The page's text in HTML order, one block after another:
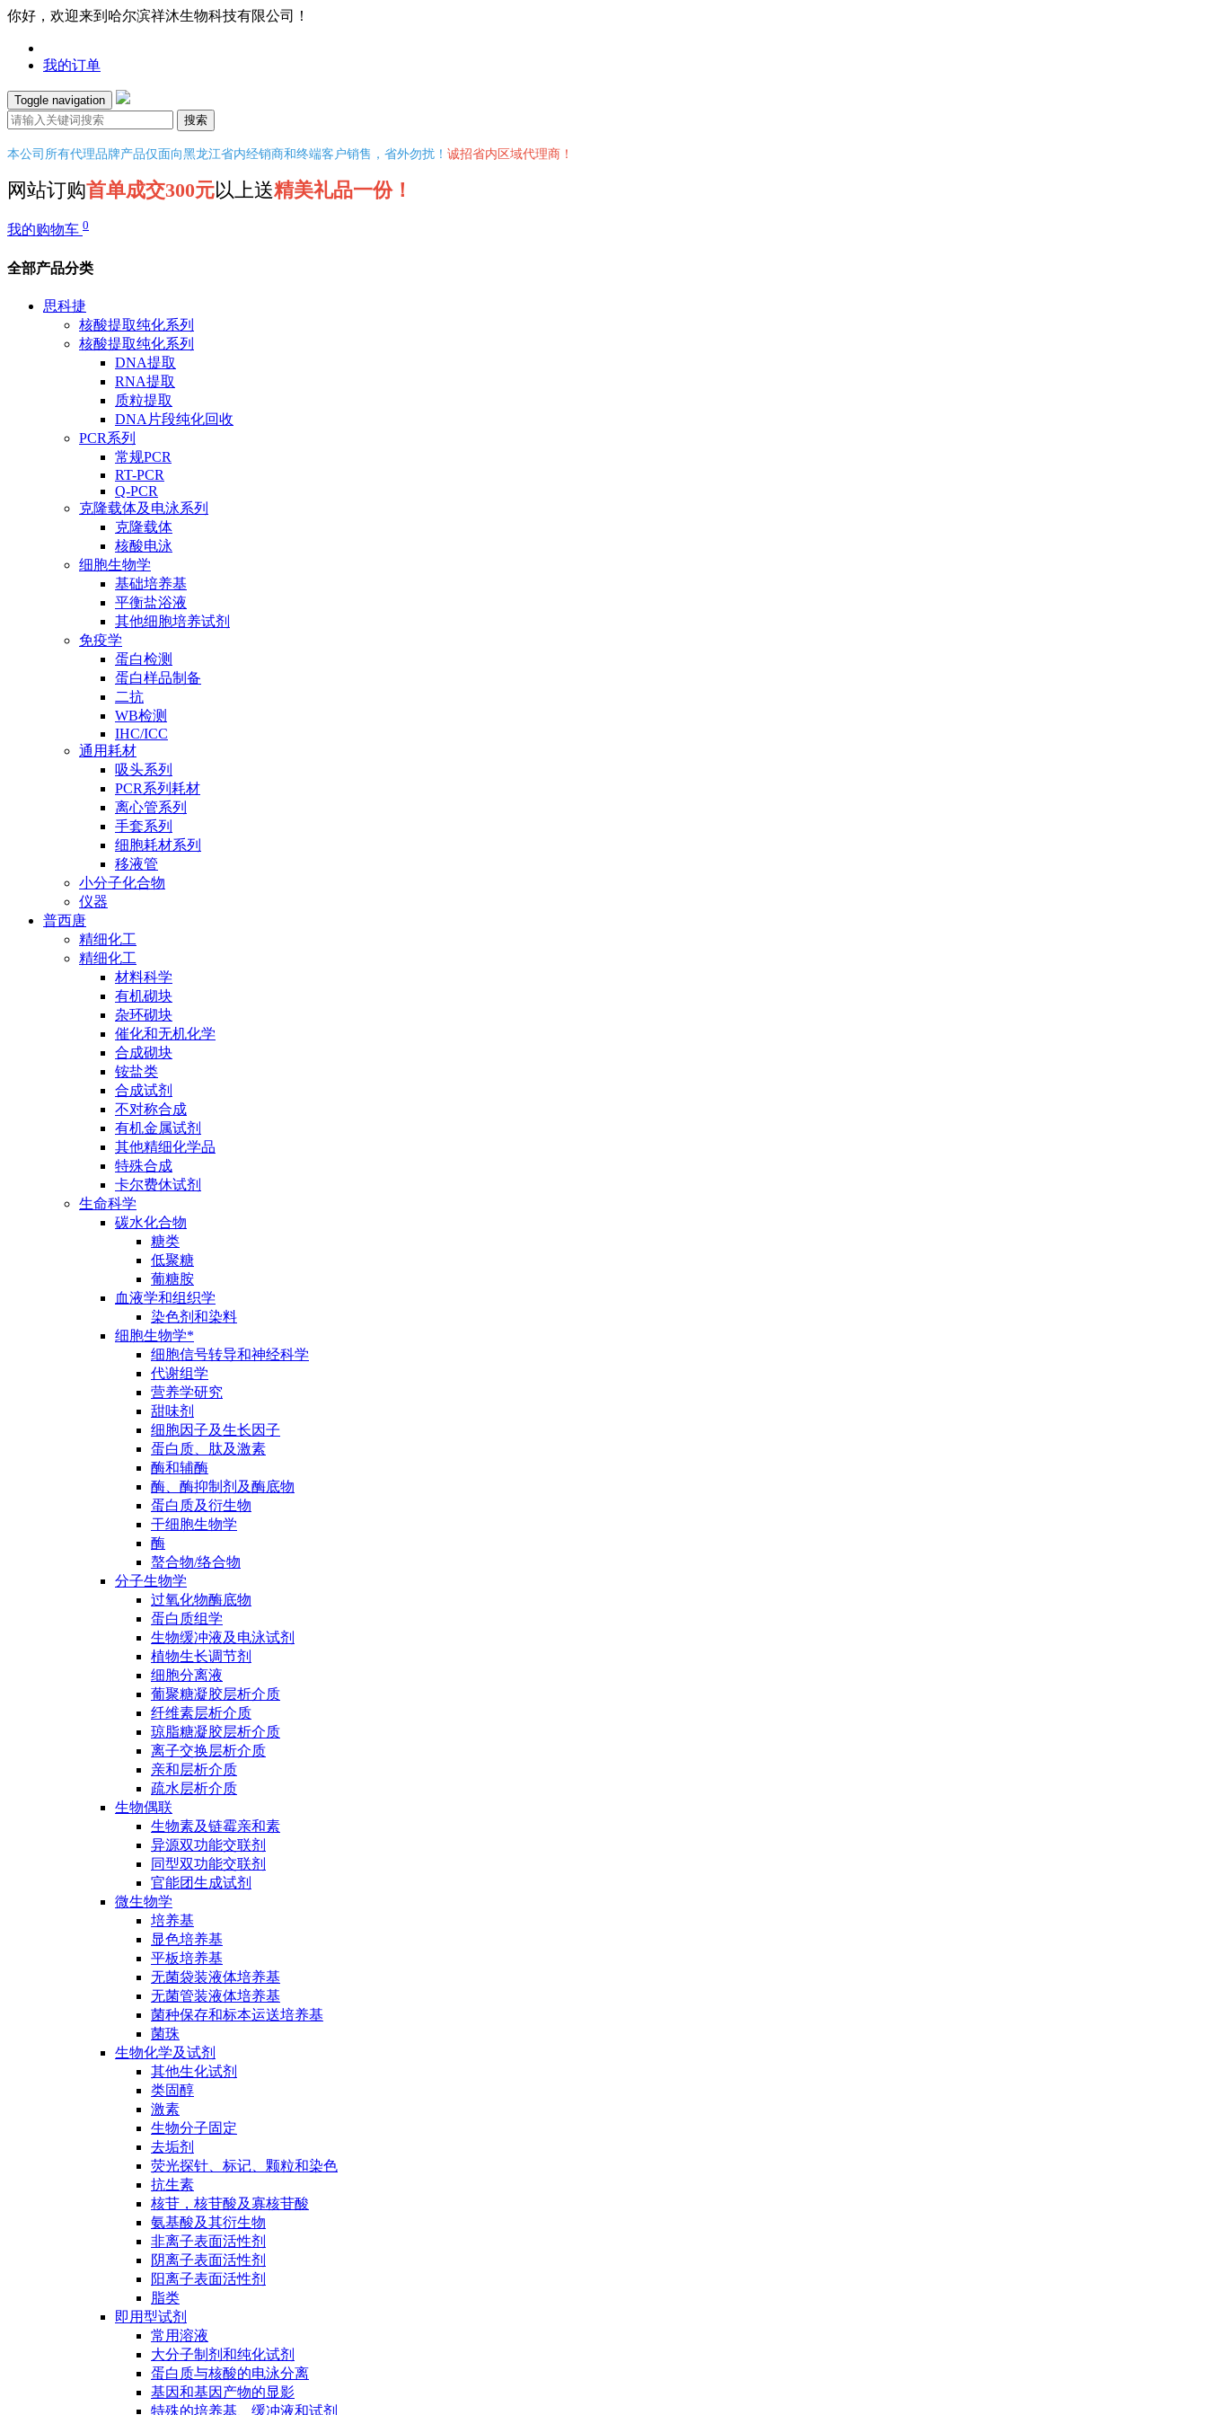
你好，欢迎来到哈尔滨祥沐生物科技有限公司！
我的订单
Toggle navigation
搜索
本公司所有代理品牌产品仅面向黑龙江省内经销商和终端客户销售，省外勿扰！ 诚招省内区域代理商！
网站订购首单成交300元以上送精美礼品一份！
我的购物车 0
全部产品分类
思科捷
核酸提取纯化系列
核酸提取纯化系列
DNA提取
RNA提取
质粒提取
DNA片段纯化回收
PCR系列
常规PCR
RT-PCR
Q-PCR
克隆载体及电泳系列
克隆载体
核酸电泳
细胞生物学
基础培养基
平衡盐浴液
其他细胞培养试剂
免疫学
蛋白检测
蛋白样品制备
二抗
WB检测
IHC/ICC
通用耗材
吸头系列
PCR系列耗材
离心管系列
手套系列
细胞耗材系列
移液管
小分子化合物
仪器
普西唐
精细化工
精细化工
材料科学
有机砌块
杂环砌块
催化和无机化学
合成砌块
铵盐类
合成试剂
不对称合成
有机金属试剂
其他精细化学品
特殊合成
卡尔费休试剂
生命科学
碳水化合物
糖类
低聚糖
葡糖胺
血液学和组织学
染色剂和染料
细胞生物学*
细胞信号转导和神经科学
代谢组学
营养学研究
甜味剂
细胞因子及生长因子
蛋白质、肽及激素
酶和辅酶
酶、酶抑制剂及酶底物
蛋白质及衍生物
干细胞生物学
酶
螯合物/络合物
分子生物学
过氧化物酶底物
蛋白质组学
生物缓冲液及电泳试剂
植物生长调节剂
细胞分离液
葡聚糖凝胶层析介质
纤维素层析介质
琼脂糖凝胶层析介质
离子交换层析介质
亲和层析介质
疏水层析介质
生物偶联
生物素及链霉亲和素
异源双功能交联剂
同型双功能交联剂
官能团生成试剂
微生物学
培养基
显色培养基
平板培养基
无菌袋装液体培养基
无菌管装液体培养基
菌种保存和标本运送培养基
菌珠
生物化学及试剂
其他生化试剂
类固醇
激素
生物分子固定
去垢剂
荧光探针、标记、颗粒和染色
抗生素
核苷，核苷酸及寡核苷酸
氨基酸及其衍生物
非离子表面活性剂
阴离子表面活性剂
阳离子表面活性剂
脂类
即用型试剂
常用溶液
大分子制剂和纯化试剂
蛋白质与核酸的电泳分离
基因和基因产物的显影
特殊的培养基、缓冲液和试剂